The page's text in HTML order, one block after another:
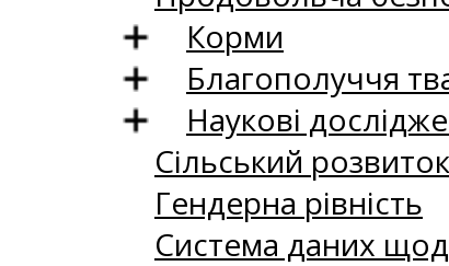
Корми
Благополуччя
Наукові
Сільський розвиток
Гендерна рівність
Система даних